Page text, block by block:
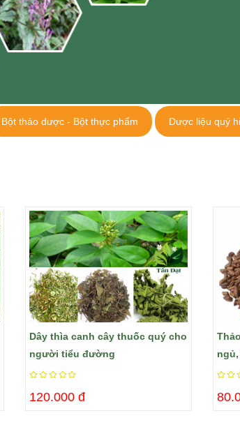
Bột thảo dược - Bột thực phẩm Dược liệu quý
Dây thìa canh cây thuốc quý cho
người tiểu đường
120.000 đ